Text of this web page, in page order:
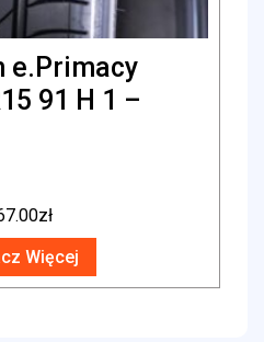
e.Primacy
91 H 1 –
zł
Więcej